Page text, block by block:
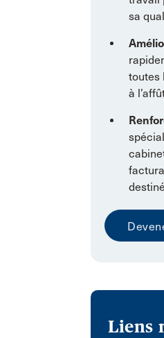
sa
toutes
à
Liens